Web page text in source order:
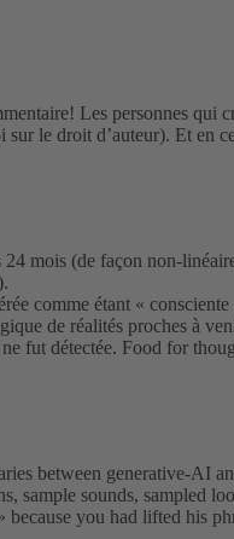
Les personnes qui
le droit d’auteur). Et en
mois (de façon non-
comme étant «
de réalités proches à
fut détectée. Food for
between generative-AI
sample sounds, sampled
you had lifted his